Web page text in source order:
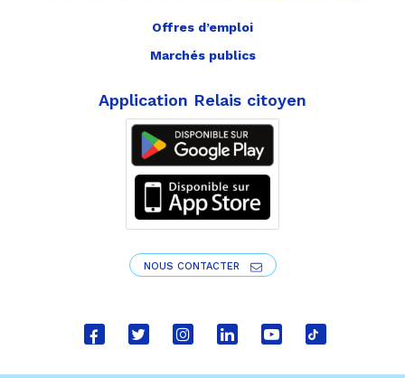
Lien
Lien
Lien
Lien
Lien
Lien
Offres d’emploi
Marchés publics
Application Relais citoyen
NOUS CONTACTER